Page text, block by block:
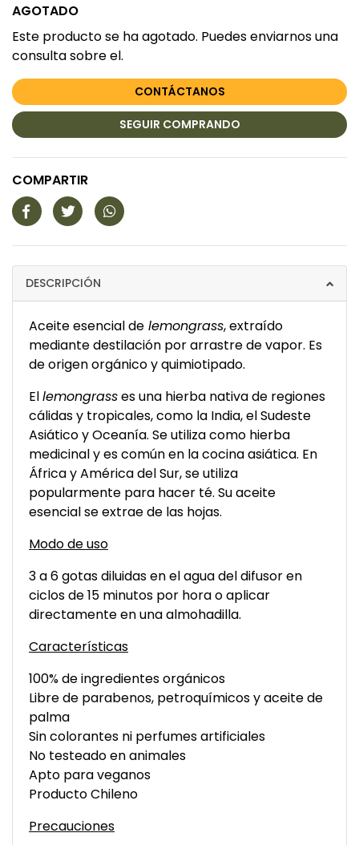
AGOTADO
Este producto se ha agotado. Puedes enviarnos una
consulta sobre el.
CONTÁCTANOS
SEGUIR COMPRANDO
COMPARTIR
DESCRIPCIÓN
Aceite esencial de lemongrass, extraído
mediante destilación por arrastre de vapor. Es
de origen orgánico y quimiotipado.
Ellemongrasses una hierba nativa de regiones
cálidas y tropicales, como la India, el Sudeste
Asiático y Oceanía. Se utiliza como hierba
medicinal y es común en la cocina asiática. En
África y América del Sur, se utiliza
popularmente para hacer té. Su aceite
esencial se extrae de las hojas.
Modo de uso
3 a 6 gotas diluidas en el agua del difusor en
ciclos de 15 minutos por hora o aplicar
directamente en una almohadilla.
Características
100% de ingredientes orgánicos
Libre de parabenos, petroquímicos y aceite de
palma
Sin colorantes ni perfumes artificiales
No testeado en animales
Apto para veganos
Producto Chileno
Precauciones